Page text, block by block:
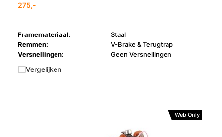
275,-
Framemateriaal:
Staal
Remmen:
V-Brake & Terugtrap
Versnellingen:
Geen Versnellingen
Vergelijken
Web Only